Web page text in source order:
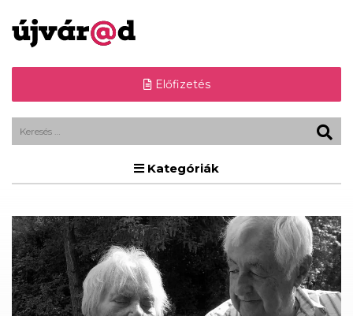
Előfizetés
Kategóriák